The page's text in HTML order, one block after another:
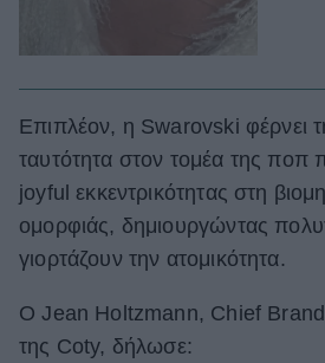
Επιπλέον, η Swarovski φέρνει
ταυτότητα στον τομέα της ποπ
joyful εκκεντρικότητας στη
ομορφιάς, δημιουργώντας
γιορτάζουν την ατομικότητα.
Ο Jean Holtzmann, Chief
της Coty, δήλωσε: